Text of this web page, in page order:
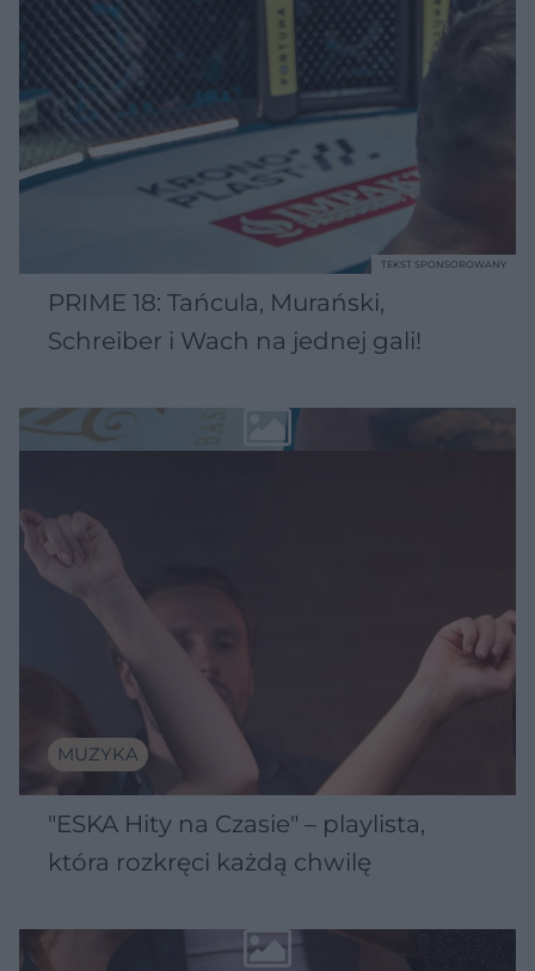
PRIME 18: Tańcula, Murański,
Schreiber i Wach na jednej gali!
TEKST SPONSOROWANY
MUZYKA
"ESKA Hity na Czasie" – playlista,
która rozkręci każdą chwilę